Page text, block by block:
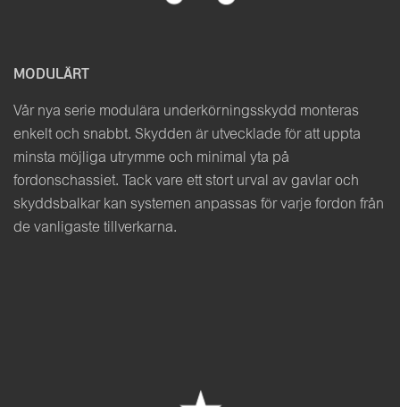
MODULÄRT
Vår nya serie modulära underkörningsskydd monteras
enkelt och snabbt. Skydden är utvecklade för att uppta
minsta möjliga utrymme och minimal yta på
fordonschassiet. Tack vare ett stort urval av gavlar och
skyddsbalkar kan systemen anpassas för varje fordon från
de vanligaste tillverkarna.